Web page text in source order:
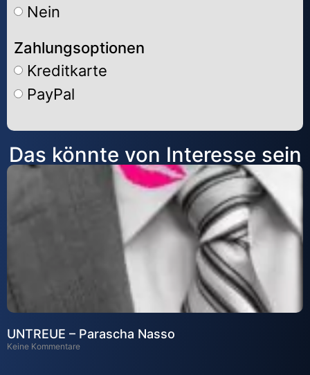
Nein
Zahlungsoptionen
Kreditkarte
PayPal
Alternative:
Das könnte von Interesse sein
UNTREUE – Parascha Nasso
Keine Kommentare